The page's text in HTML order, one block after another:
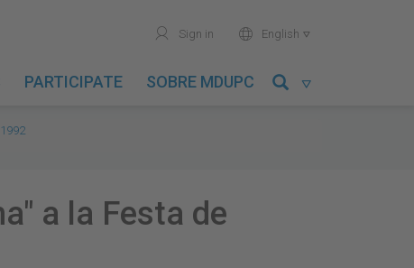
user Sign in world English 
PARTICIPATE SOBRE MDUPC 
a la Festa de